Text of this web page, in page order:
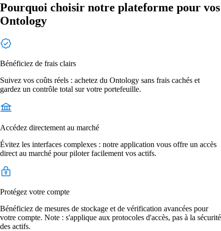
Pourquoi choisir notre plateforme pour vos
Ontology
Bénéficiez de frais clairs
Suivez vos coûts réels : achetez du Ontology sans frais cachés et
gardez un contrôle total sur votre portefeuille.
Accédez directement au marché
Évitez les interfaces complexes : notre application vous offre un accès
direct au marché pour piloter facilement vos actifs.
Protégez votre compte
Bénéficiez de mesures de stockage et de vérification avancées pour
votre compte. Note : s'applique aux protocoles d'accès, pas à la sécurité
des actifs.